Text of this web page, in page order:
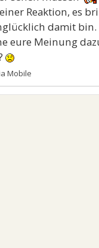
Reaktion, es
damit bin.
eure Meinung